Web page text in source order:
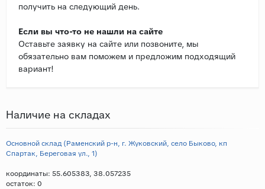
получить на следующий день.
Если вы что-то не нашли на сайте
Оставьте заявку на сайте или позвоните, мы
обязательно вам поможем и предложим подходящий
вариант!
Наличие на складах
Основной склад (Раменский р-н, г. Жуковский, село Быково, кп
Спартак, Береговая ул., 1)
координаты: 55.605383, 38.057235
остаток: 0